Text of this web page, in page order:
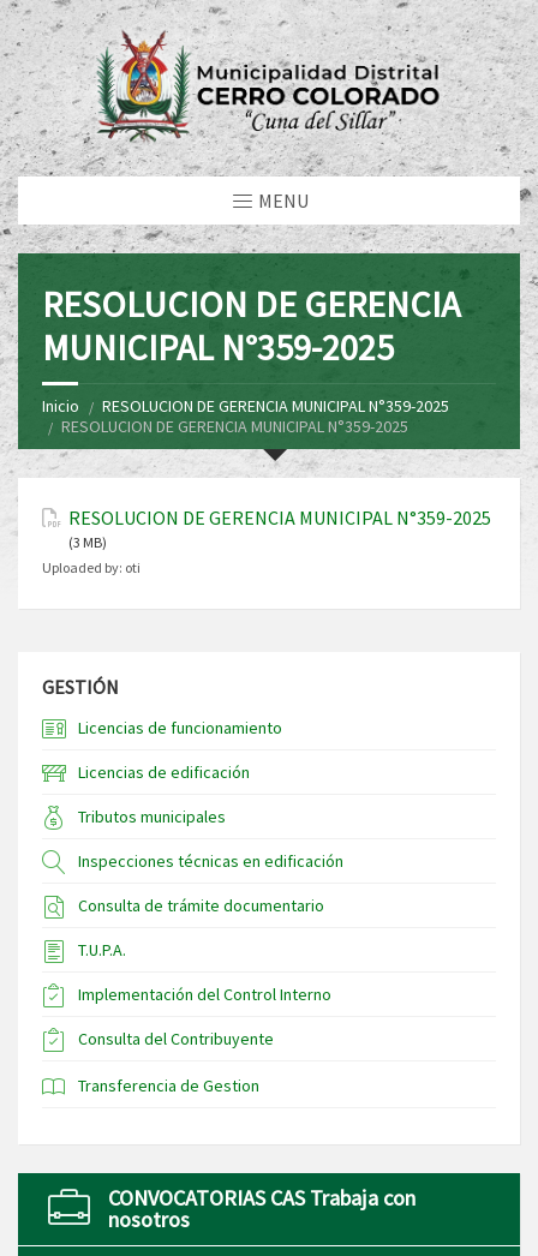
MENU
RESOLUCION DE GERENCIA
MUNICIPAL N°359-2025
Inicio
RESOLUCION DE GERENCIA MUNICIPAL N°359-2025
RESOLUCION DE GERENCIA MUNICIPAL N°359-2025
RESOLUCION DE GERENCIA MUNICIPAL N°359-2025
(3 MB)
Uploaded by: oti
GESTIÓN
Licencias de funcionamiento
Licencias de edificación
Tributos municipales
Inspecciones técnicas en edificación
Consulta de trámite documentario
T.U.P.A.
Implementación del Control Interno
Consulta del Contribuyente
Transferencia de Gestion
CONVOCATORIAS CAS Trabaja con
nosotros